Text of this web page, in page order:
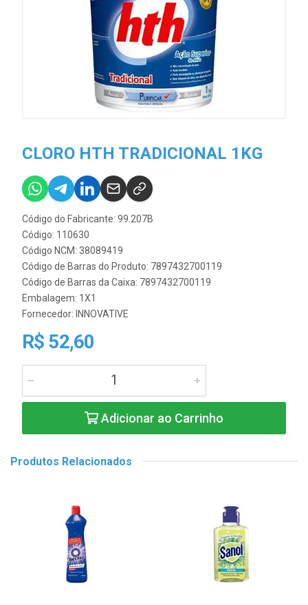
CLORO HTH TRADICIONAL 1KG
Código do Fabricante: 99.207B
Código: 110630
Código NCM: 38089419
Código de Barras do Produto: 7897432700119
Código de Barras da Caixa: 7897432700119
Embalagem: 1X1
Fornecedor: INNOVATIVE
R$ 52,60
Adicionar ao Carrinho
Produtos Relacionados